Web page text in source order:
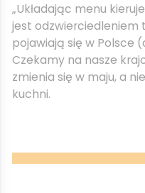
„Układając menu
jest odzwierciedleniem
pojawiają się w Polsce
Czekamy na nasze
zmienia się w maju, a
kuchni.